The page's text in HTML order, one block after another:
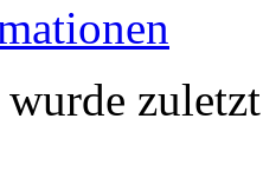
wurde